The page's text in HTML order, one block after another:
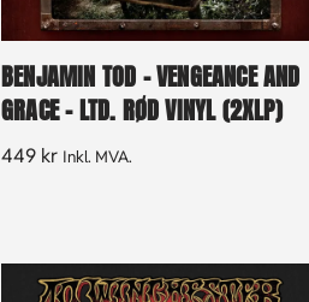
BENJAMIN TOD – VENGEANCE AND
GRACE – LTD. RØD VINYL (2XLP)
449 kr Inkl. MVA.